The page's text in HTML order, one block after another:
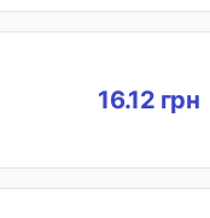
16.12 грн